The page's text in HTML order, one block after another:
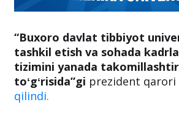
“Buxoro davlat tibbiyot
tashkil etish va sohada
tizimini yanada
toʻgʻrisida”gi prezident qarori
qilindi.